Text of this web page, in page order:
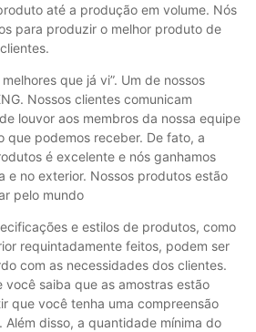
até a produção em volume. Nós
para produzir o melhor produto de
que já vi”. Um de nossos
Nossos clientes comunicam
louvor aos membros da nossa equipe
que podemos receber. De fato, a
é excelente e nós ganhamos
e no exterior. Nossos produtos estão
pelo mundo
e estilos de produtos, como
requintadamente feitos, podem ser
com as necessidades dos clientes.
você saiba que as amostras estão
que você tenha uma compreensão
disso, a quantidade mínima do